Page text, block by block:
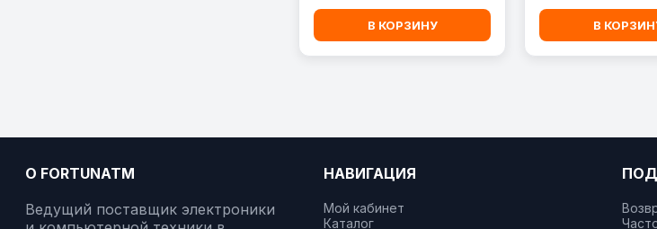
В КОРЗИНУ В
О FORTUNATM
Ведущий поставщик электроники
НАВИГАЦИЯ
Мой кабинет
Каталог